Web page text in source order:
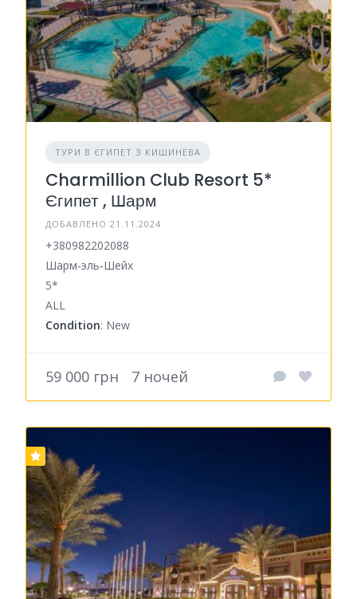
ТУРИ В ЄГИПЕТ З КИШИНЕВА
Charmillion Club Resort 5*
Єгипет , Шарм
ДОБАВЛЕНО 21.11.2024
+380982202088
Шарм‑эль‑Шейх
5*
ALL
Condition: New
59 000 грн 7 ночей